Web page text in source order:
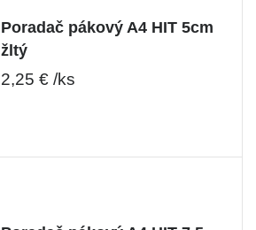
Poradač pákový A4 HIT 5cm
žltý
2,25 € /ks